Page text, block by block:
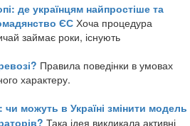
де українцям найпростіше та
ЄС Хоча процедура
займає роки, існують
Правила поведінки в умовах
характеру.
чи можуть в Україні змінити модель
Така ідея викликала активні